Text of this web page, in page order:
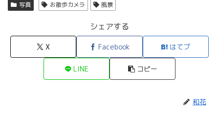
写真 お散歩カメラ 風景
シェアする
X Facebook はてブ
LINE コピー
和花